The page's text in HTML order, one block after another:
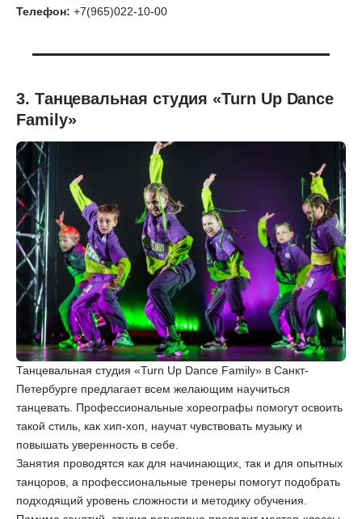
Телефон: +7(965)022-10-00
3. Танцевальная студия «Turn Up Dance
Family»
Танцевальная студия «Turn Up Dance Family» в Санкт-
Петербурге предлагает всем желающим научиться
танцевать. Профессиональные хореографы помогут освоить
такой стиль, как хип-хоп, научат чувствовать музыку и
повышать уверенность в себе.
Занятия проводятся как для начинающих, так и для опытных
танцоров, а профессиональные тренеры помогут подобрать
подходящий уровень сложности и методику обучения.